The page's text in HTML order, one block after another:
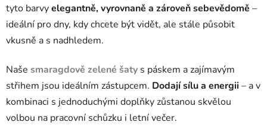
tyto barvyelegantně, vyrovnaně a zároveň sebevědomě –
ideální pro dny, kdy chcete být vidět, ale stále působit
vkusně a s nadhledem.
Naše smaragdově zelené šaty s páskem a zajímavým
střihem jsou ideálním zástupcem. Dodají sílu a energii– a v
kombinaci s jednoduchými doplňky zůstanou skvělou
volbou na pracovní schůzku i letní večer.